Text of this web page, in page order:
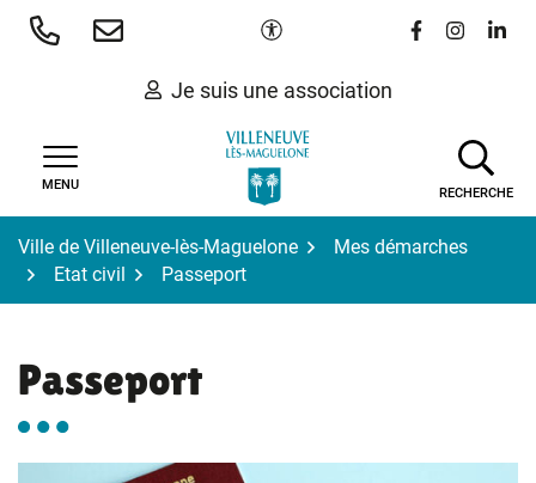
Aller
Paramètres d'accessibilité
Lien vers le
Lien vers
Lien
Je suis une association
MENU
RECHERCHE
Ville de Villeneuve-lès-Maguelone
Mes démarches
Etat civil
Passeport
Passeport